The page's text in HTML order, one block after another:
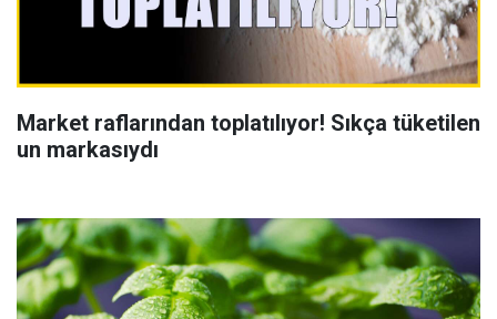
Market raflarından toplatılıyor! Sıkça tüketilen
un markasıydı